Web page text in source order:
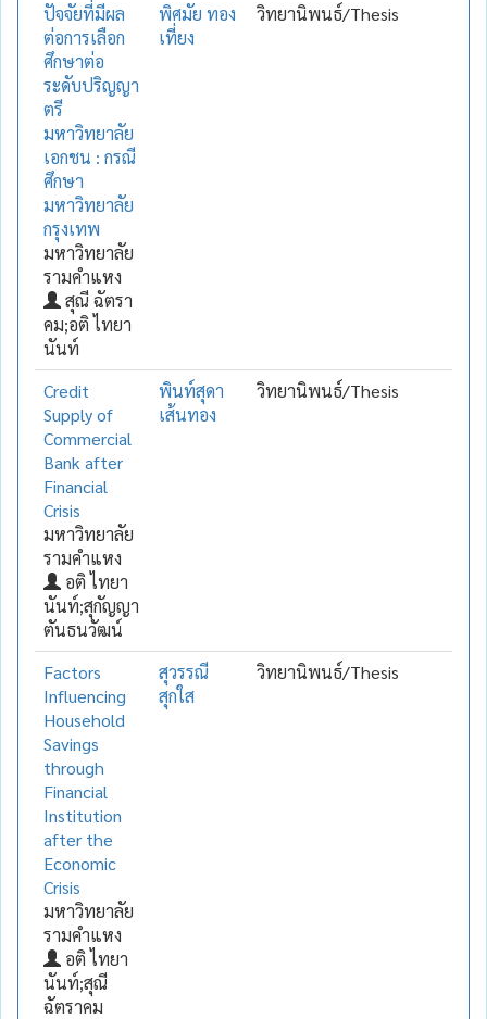
ปัจจัยที่มีผล
ต่อการเลือก
ศึกษาต่อ
ระดับปริญญา
ตรี
มหาวิทยาลัย
เอกชน : กรณี
ศึกษา
มหาวิทยาลัย
กรุงเทพ
มหาวิทยาลัย
รามคำแหง
สุณี ฉัตรา
คม;อติ ไทยา
นันท์
พิศมัย ทอง
เที่ยง
วิทยานิพนธ์/Thesis
Credit
Supply of
Commercial
Bank after
Financial
Crisis
มหาวิทยาลัย
รามคำแหง
อติ ไทยา
นันท์;สุกัญญา
ตันธนวัฒน์
พินท์สุดา
เส้นทอง
วิทยานิพนธ์/Thesis
Factors
Influencing
Household
Savings
through
Financial
Institution
after the
Economic
Crisis
มหาวิทยาลัย
รามคำแหง
อติ ไทยา
นันท์;สุณี
ฉัตราคม
สุวรรณี
สุกใส
วิทยานิพนธ์/Thesis